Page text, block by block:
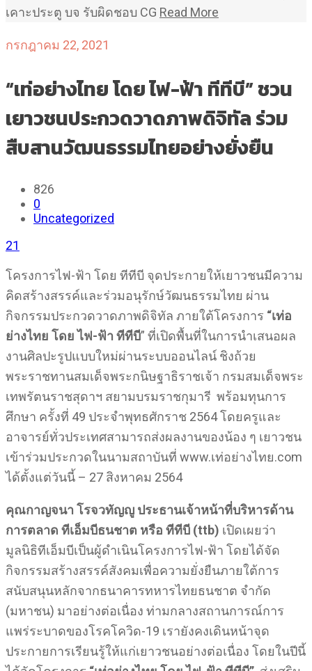
เคาะประตู บจ รับผิดชอบ CG Read More
กรกฎาคม 22, 2021
“เท่อย่างไทย โดย ไฟ-ฟ้า ทีทีบี” ชวน
เยาวชนประกวดวาดภาพดิจิทัล ร่วม
สืบสานวัฒนธรรมไทยอย่างยั่งยืน
826
0
Uncategorized
21
โครงการไฟ-ฟ้า โดย ทีทีบี จุดประกายให้เยาวชนมีความ
คิดสร้างสรรค์และร่วมอนุรักษ์วัฒนธรรมไทย ผ่าน
กิจกรรมประกวดวาดภาพดิจิทัล ภายใต้โครงการ “เท่อ
ย่างไทย โดย ไฟ-ฟ้า ทีทีบี” ที่เปิดพื้นที่ในการนำเสนอผล
งานศิลปะรูปแบบใหม่ผ่านระบบออนไลน์ ชิงถ้วย
พระราชทานสมเด็จพระกนิษฐาธิราชเจ้า กรมสมเด็จพระ
เทพรัตนราชสุดาฯ สยามบรมราชกุมารี พร้อมทุนการ
ศึกษา ครั้งที่ 49 ประจำพุทธศักราช 2564 โดยครูและ
อาจารย์ทั่วประเทศสามารถส่งผลงานของน้อง ๆ เยาวชน
เข้าร่วมประกวดในนามสถาบันที่ www.เท่อย่างไทย.com
ได้ตั้งแต่วันนี้ – 27 สิงหาคม 2564
คุณกาญจนา โรจวทัญญู ประธานเจ้าหน้าที่บริหารด้าน
การตลาด ทีเอ็มบีธนชาต หรือ ทีทีบี (ttb) เปิดเผยว่า
มูลนิธิทีเอ็มบีเป็นผู้ดำเนินโครงการไฟ-ฟ้า โดยได้จัด
กิจกรรมสร้างสรรค์สังคมเพื่อความยั่งยืนภายใต้การ
สนับสนุนหลักจากธนาคารทหารไทยธนชาต จำกัด
(มหาชน) มาอย่างต่อเนื่อง ท่ามกลางสถานการณ์การ
แพร่ระบาดของโรคโควิด-19 เรายังคงเดินหน้าจุด
ประกายการเรียนรู้ให้แก่เยาวชนอย่างต่อเนื่อง โดยในปีนี้